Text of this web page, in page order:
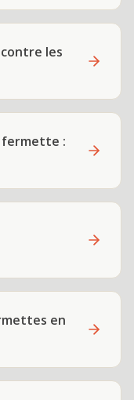
les
:
en